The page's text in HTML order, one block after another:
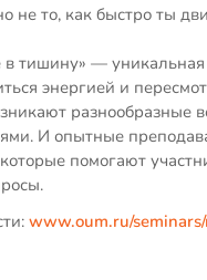
не то, как быстро ты
тишину» — уникальная
энергией и
разнообразные
И опытные
помогают
www.oum.ru/